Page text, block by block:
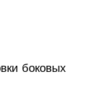
боковых